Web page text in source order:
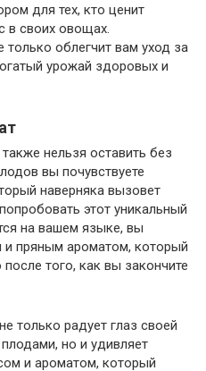
для тех, кто ценит
в своих овощах.
облегчит вам уход за
урожай здоровых и
нельзя оставить без
вы почувствуете
наверняка вызовет
этот уникальный
на вашем языке, вы
и пряным ароматом, который
того, как вы закончите
только радует глаз своей
но и удивляет
и ароматом, который